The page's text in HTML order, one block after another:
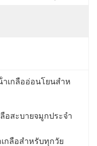
าเกลืออ่อนโยนสําห
ลือสะบายจมูกประจํา
เกลือสําหรับทุกวัย